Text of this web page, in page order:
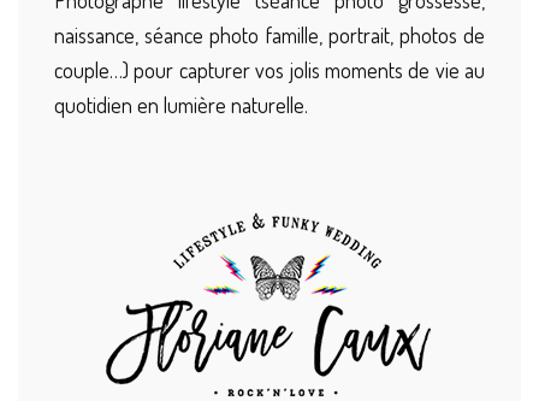
naissance, séance photo famille, portrait, photos de
couple…) pour capturer vos jolis moments de vie au
quotidien en lumière naturelle.